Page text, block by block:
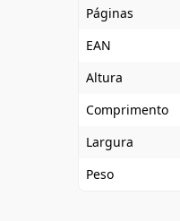
Páginas
EAN
Altura
Comprimento
Largura
Peso